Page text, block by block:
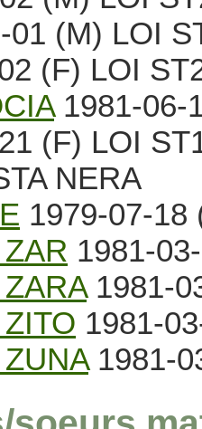
(M) LOI
(F) LOI
1981-06-
(F) LOI
NERA
1979-07-18
1981-
1981-
1981-
1981-